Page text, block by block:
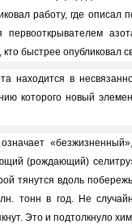
ра­боту, где описал
первооткрывателем
бы­стрее опубликовал
находится в
которого новый
(рождающий)
тя­нутся вдоль
тонн в год. Не
Это и подтолкнуло